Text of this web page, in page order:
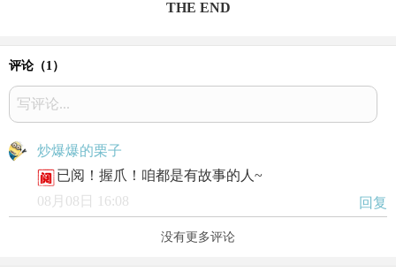
THE END
评论（1）
写评论...
炒爆爆的栗子
已阅！握爪！咱都是有故事的人~
回复
08月08日 16:08
没有更多评论